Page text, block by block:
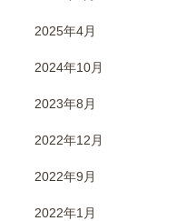
2025年4月
2024年10月
2023年8月
2022年12月
2022年9月
2022年1月